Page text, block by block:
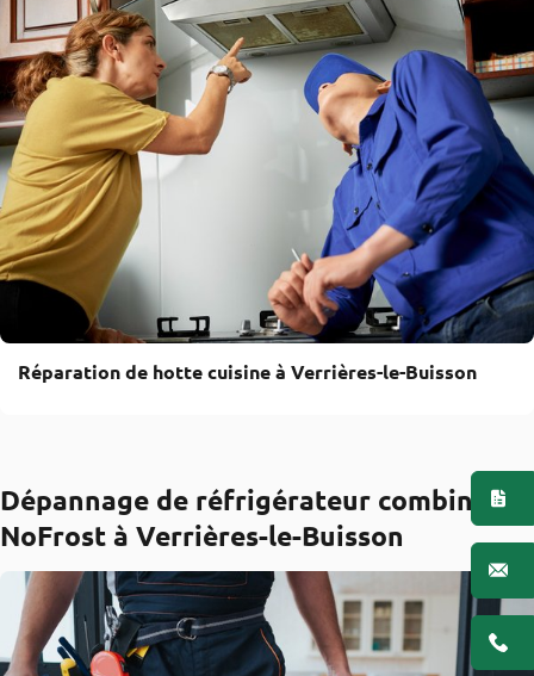
Réparation de hotte cuisine à Verrières-le-Buisson
Dépannage de réfrigérateur combiné
NoFrost à Verrières-le-Buisson